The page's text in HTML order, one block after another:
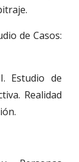
de Casos:
Estudio de
Realidad